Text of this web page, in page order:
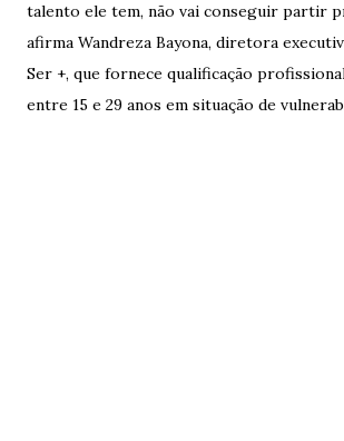
talento ele tem, não vai conseguir partir
afirma Wandreza Bayona, diretora
Ser +, que fornece qualificação
entre 15 e 29 anos em situação de